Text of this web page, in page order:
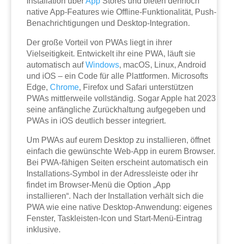
native App-Features wie Offline-Funktionalität, Push-
Benachrichtigungen und Desktop-Integration.
Der große Vorteil von PWAs liegt in ihrer
Vielseitigkeit. Entwickelt ihr eine PWA, läuft sie
automatisch aufWindows, macOS, Linux, Android
und iOS – ein Code für alle Plattformen. Microsofts
Edge,Chrome, Firefox und Safari unterstützen
PWAs mittlerweile vollständig. Sogar Apple hat 2023
seine anfängliche Zurückhaltung aufgegeben und
PWAs in iOS deutlich besser integriert.
Um PWAs auf eurem Desktop zu installieren, öffnet
einfach die gewünschte Web-App in eurem Browser.
Bei PWA-fähigen Seiten erscheint automatisch ein
Installations-Symbol in der Adressleiste oder ihr
findet im Browser-Menü die Option „App
installieren“. Nach der Installation verhält sich die
PWA wie eine native Desktop-Anwendung: eigenes
Fenster, Taskleisten-Icon und Start-Menü-Eintrag
inklusive.